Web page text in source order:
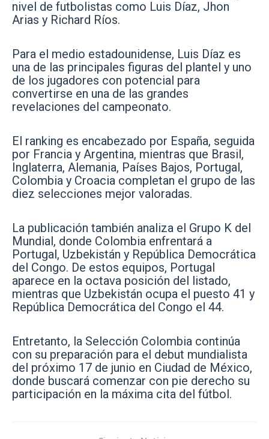
nivel de futbolistas como Luis Díaz, Jhon
Arias y Richard Ríos.
Para el medio estadounidense, Luis Díaz es
una de las principales figuras del plantel y uno
de los jugadores con potencial para
convertirse en una de las grandes
revelaciones del campeonato.
El ranking es encabezado por España, seguida
por Francia y Argentina, mientras que Brasil,
Inglaterra, Alemania, Países Bajos, Portugal,
Colombia y Croacia completan el grupo de las
diez selecciones mejor valoradas.
La publicación también analiza el Grupo K del
Mundial, donde Colombia enfrentará a
Portugal, Uzbekistán y República Democrática
del Congo. De estos equipos, Portugal
aparece en la octava posición del listado,
mientras que Uzbekistán ocupa el puesto 41 y
República Democrática del Congo el 44.
Entretanto, la Selección Colombia continúa
con su preparación para el debut mundialista
del próximo 17 de junio en Ciudad de México,
donde buscará comenzar con pie derecho su
participación en la máxima cita del fútbol.